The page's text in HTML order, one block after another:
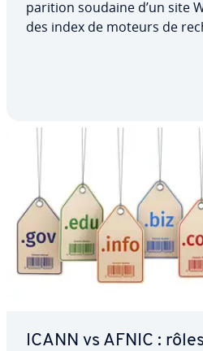
pa­ri­tion soudaine d’un site
des index de moteurs de
ICANN vs AFNIC :